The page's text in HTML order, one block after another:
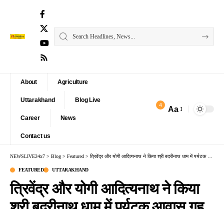
About Agriculture
Uttarakhand Blog Live
Career News
Contact us
4 Aa
NEWSLIVE24x7 > Blog > Featured > त्रिवेंद्र और योगी आदित्यनाथ ने किया श्री बदरीनाथ धाम में पर्यटक आवास गृह का शिलान्यास
FEATURED UTTARAKHAND
त्रिवेंद्र और योगी आदित्यनाथ ने किया